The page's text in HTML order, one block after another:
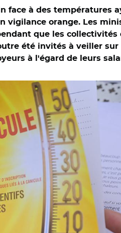
face à des températures
vigilance orange. Les
que les
été invités à veiller
à l'égard de leurs